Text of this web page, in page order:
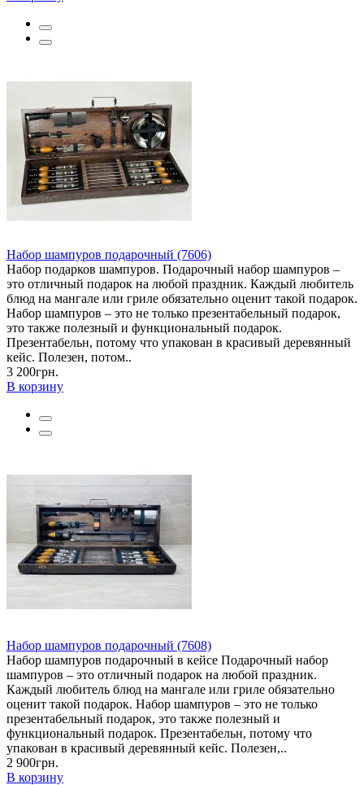
Набор шампуров подарочный (7606)
Набор подарков шампуров. Подарочный набор шампуров –
это отличный подарок на любой праздник. Каждый любитель
блюд на мангале или гриле обязательно оценит такой подарок.
Набор шампуров – это не только презентабельный подарок,
это также полезный и функциональный подарок.
Презентабельн, потому что упакован в красивый деревянный
кейс. Полезен, потом..
3 200грн.
В корзину
Набор шампуров подарочный (7608)
Набор шампуров подарочный в кейсе Подарочный набор
шампуров – это отличный подарок на любой праздник.
Каждый любитель блюд на мангале или гриле обязательно
оценит такой подарок. Набор шампуров – это не только
презентабельный подарок, это также полезный и
функциональный подарок. Презентабельн, потому что
упакован в красивый деревянный кейс. Полезен,..
2 900грн.
В корзину